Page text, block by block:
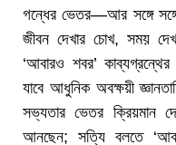
গন্ধের ভেতর—আর সঙ্গে
জীবন দেখার চোখ, সময়
‘আবারও শবর’ কাব্যগ্রন্থের
যাবে আধুনিক অবক্ষয়ী
সভ্যতার ভেতর ক্রিয়মান
আনছেন; সত্যি বলতে